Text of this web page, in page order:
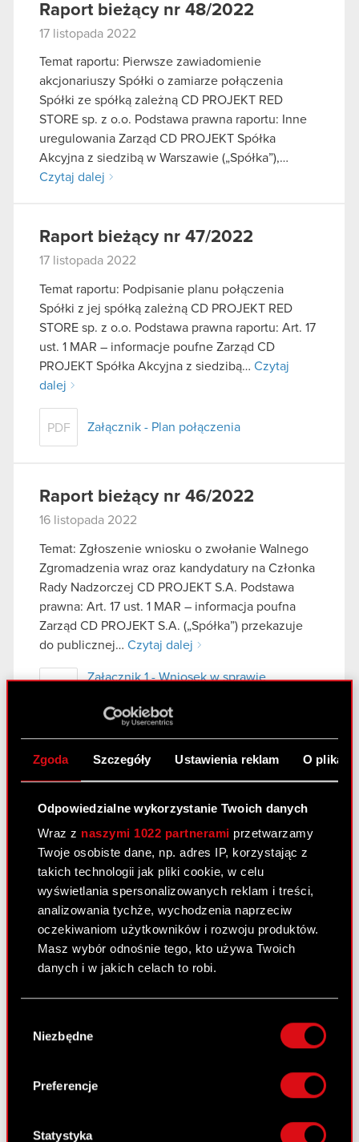
Zgoda Szczegóły Ustawienia reklam O
Odpowiedzialne wykorzystanie Twoich danych
Wraz z naszymi 1022 partnerami przetwarzamy
Twoje osobiste dane, np. adres IP, korzystając z
takich technologii jak pliki cookie, w celu
wyświetlania spersonalizowanych reklam i treści,
analizowania tychże, wychodzenia naprzeciw
oczekiwaniom użytkowników i rozwoju produktów.
Masz wybór odnośnie tego, kto używa Twoich
danych i w jakich celach to robi.
lokalizacji geograficznej z dokładnością nawet
Identyfikować Twoje urządzenie, aktywnie
analizując charakteryzującego je zbiory
palca)
zgody
Niezbędne
Preferencje
Statystyka
Raport bieżący nr 48/2022
17 listopada 2022
Temat raportu: Pierwsze zawiadomienie
akcjonariuszy Spółki o zamiarze połączenia
Spółki ze spółką zależną CD PROJEKT RED
STORE sp. z o.o. Podstawa prawna raportu: Inne
uregulowania Zarząd CD PROJEKT Spółka
Akcyjna z siedzibą w Warszawie („Spółka”),…
Czytaj dalej
Raport bieżący nr 47/2022
17 listopada 2022
Temat raportu: Podpisanie planu połączenia
Spółki z jej spółką zależną CD PROJEKT RED
STORE sp. z o.o. Podstawa prawna raportu: Art. 17
ust. 1 MAR – informacje poufne Zarząd CD
PROJEKT Spółka Akcyjna z siedzibą… Czytaj
dalej
PDF Załącznik - Plan połączenia
Raport bieżący nr 46/2022
16 listopada 2022
Temat: Zgłoszenie wniosku o zwołanie Walnego
Zgromadzenia wraz oraz kandydatury na Członka
Rady Nadzorczej CD PROJEKT S.A. Podstawa
prawna: Art. 17 ust. 1 MAR – informacja poufna
Zarząd CD PROJEKT S.A. („Spółka”) przekazuje
do publicznej… Czytaj dalej
Załącznik 1 - Wniosek w sprawie
Załącznik 2 - Oświadczenie odnośnie
pełnienia funkcji
Raport bieżący nr 45/2022
24 października 2022
Temat: Realizacja i zakończenie skupu akcji
własnych Podstawa prawna: Art. 2 ust. 2 i 3
2016/1052 z dnia 8 marca 2016 roku
Europejskiego i Rady (UE) nr 596/2014…
Czytaj
Załącznik 1 - Zestawienie transakcji na